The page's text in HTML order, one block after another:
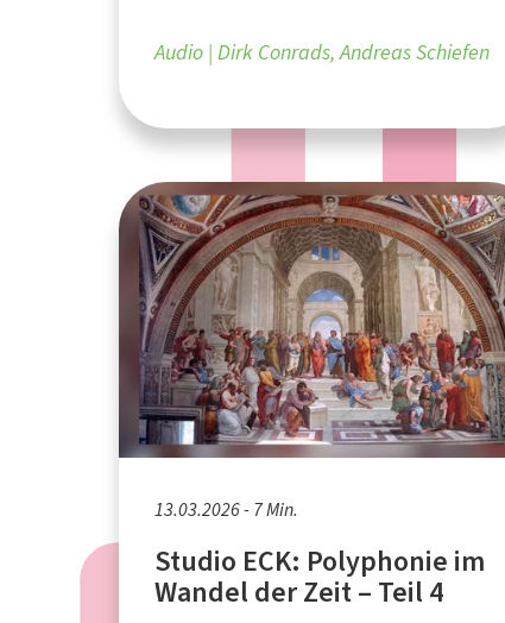
Audio Dirk Conrads, Andreas Schiefen
13.03.2026 - 7 Min.
Studio ECK: Polyphonie im
Wandel der Zeit – Teil 4